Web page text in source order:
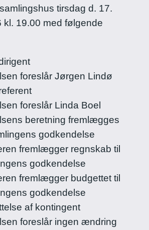
tirsdag d. 17.
kl. 19.00 med følgende
foreslår Jørgen Lindø
foreslår Linda Boel
beretning fremlægges
godkendelse
fremlægger regnskab til
godkendelse
fremlægger budgettet til
godkendelse
af kontingent
foreslår ingen ændring